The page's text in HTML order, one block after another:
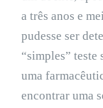
a três anos e
pudesse ser
“simples” teste
uma
encontrar uma